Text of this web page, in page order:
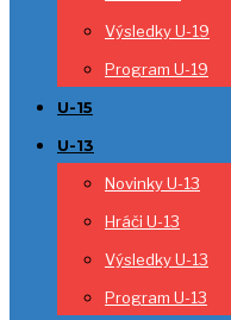
Výsledky U-19
Program U-19
U-15
U-13
Novinky U-13
Hráči U-13
Výsledky U-13
Program U-13